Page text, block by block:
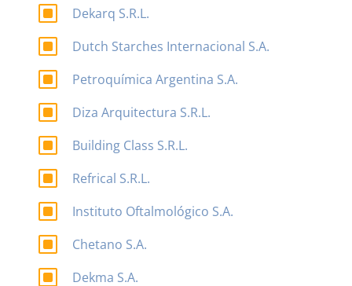
W Dekarq S.R.L.
W Dutch Starches Internacional S.A.
W Petroquímica Argentina S.A.
W Diza Arquitectura S.R.L.
W Building Class S.R.L.
W Refrical S.R.L.
W Instituto Oftalmológico S.A.
W Chetano S.A.
W Dekma S.A.